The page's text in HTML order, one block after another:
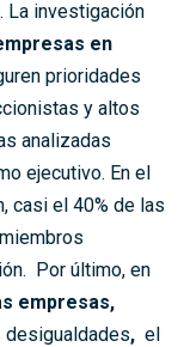
La investigación
en
prioridades
y altos
analizadas
ejecutivo. En el
casi el 40% de las
Por último, en
empresas,
desigualdades, el